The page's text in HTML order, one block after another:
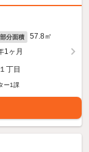
分面積 57.8㎡
1ヶ月
丁目
ー1課